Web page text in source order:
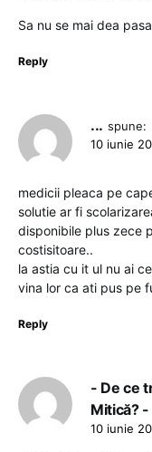
Sa nu se mai dea
Reply
... spune:
10 iunie
medicii pleaca pe
solutie ar fi
disponibile plus zece
costisitoare..
la astia cu it ul nu ai
vina lor ca ati pus pe
Reply
- De ce
Mitică?
10 iunie